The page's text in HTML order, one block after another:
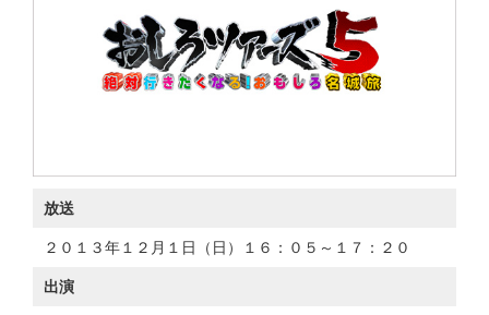
放送
２０１３年１２月１日（日）１６：０５～１７：２０
出演